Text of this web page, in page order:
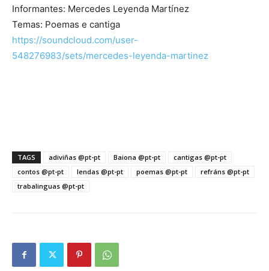
Informantes: Mercedes Leyenda Martínez
Temas: Poemas e cantiga
https://soundcloud.com/user-
548276983/sets/mercedes-leyenda-martinez
TAGS adiviñas @pt-pt Baiona @pt-pt
cantigas @pt-pt
contos @pt-pt
lendas @pt-pt poemas @pt-pt
refráns @pt-pt
trabalinguas @pt-pt